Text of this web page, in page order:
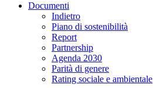
Documenti
Indietro
Piano di sostenibilità
Report
Partnership
Agenda 2030
Parità di genere
Rating sociale e ambientale